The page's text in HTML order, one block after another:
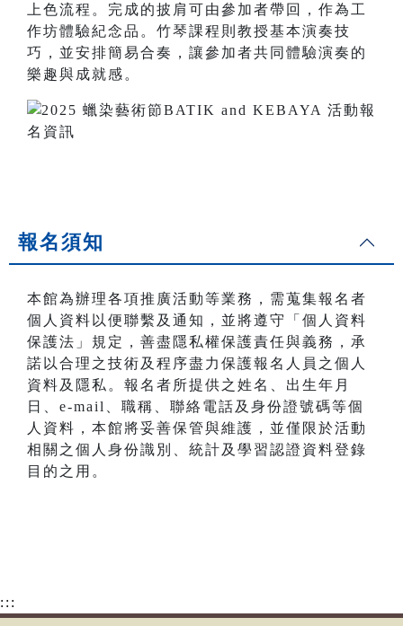
上色流程。完成的披肩可由參加者帶回， 作為工
作坊體驗紀念品。竹琴課程則教授基本演奏技
巧， 並安排簡易合奏，讓參加者共同體驗演奏的
樂趣與成就感。
報名須知
本館為辦理各項推廣活動等業務，需蒐集報名者
個人資料以便聯繫及通知，並將遵守「個人資料
保護法」規定，善盡隱私權保護責任與義務，承
諾以合理之技術及程序盡力保護報名人員之個人
資料及隱私。報名者所提供之姓名、出生年月
日、e-mail、職稱、聯絡電話及身份證號碼等個
人資料，本館將妥善保管與維護，並僅限於活動
相關之個人身份識別、統計及學習認證資料登錄
目的之用。
:::